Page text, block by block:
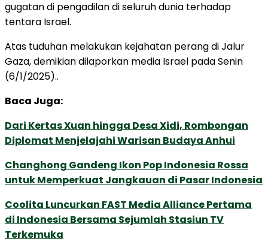
gugatan di pengadilan di seluruh dunia terhadap
tentara Israel.
Atas tuduhan melakukan kejahatan perang di Jalur
Gaza, demikian dilaporkan media Israel pada Senin
(6/1/2025)..
Baca Juga:
Dari Kertas Xuan hingga Desa Xidi, Rombongan
Diplomat Menjelajahi Warisan Budaya Anhui
Changhong Gandeng Ikon Pop Indonesia Rossa
untuk Memperkuat Jangkauan di Pasar Indonesia
Coolita Luncurkan FAST Media Alliance Pertama
di Indonesia Bersama Sejumlah Stasiun TV
Terkemuka